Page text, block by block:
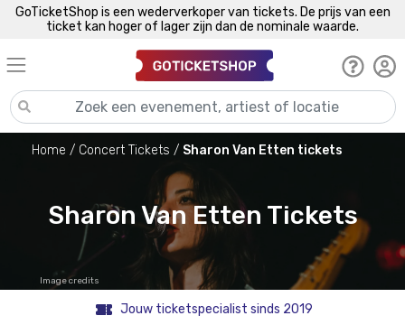
GoTicketShop is een wederverkoper van tickets. De prijs van een
ticket kan hoger of lager zijn dan de nominale waarde.
Home Concert Tickets Sharon Van Etten tickets
Sharon Van Etten Tickets
Image credits
Jouw ticketspecialist sinds 2019